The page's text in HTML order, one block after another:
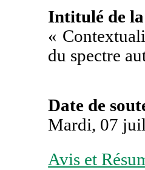
Intitulé de
«
du spectre
Date de
Mardi, 07
Avis et